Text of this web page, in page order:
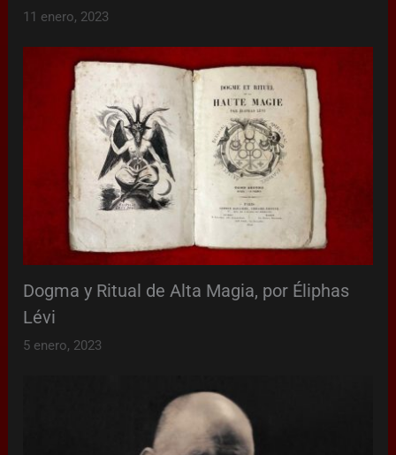
11 enero, 2023
Dogma y Ritual de Alta Magia, por Éliphas
Lévi
5 enero, 2023